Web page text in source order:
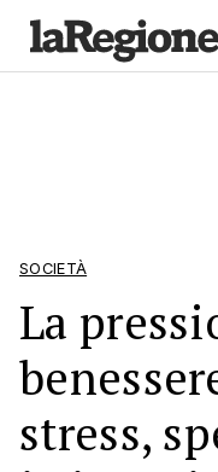
SOCIETÀ
La
stress,